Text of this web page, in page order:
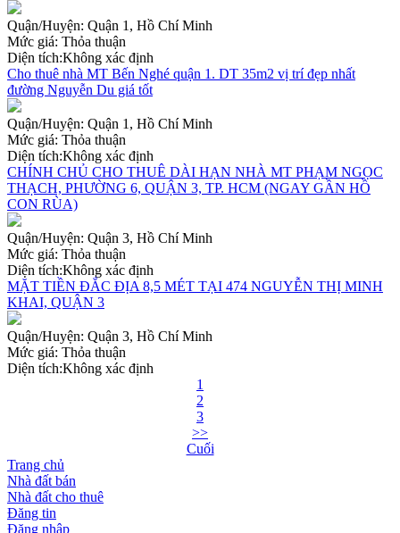
Quận/Huyện: Quận 1, Hồ Chí Minh
Mức giá: Thỏa thuận
Diện tích:Không xác định
Cho thuê nhà MT Bến Nghé quận 1. DT 35m2 vị trí đẹp nhất
đường Nguyễn Du giá tốt
Quận/Huyện: Quận 1, Hồ Chí Minh
Mức giá: Thỏa thuận
Diện tích:Không xác định
CHÍNH CHỦ CHO THUÊ DÀI HẠN NHÀ MT PHẠM NGỌC
THẠCH, PHƯỜNG 6, QUẬN 3, TP. HCM (NGAY GẦN HỒ
CON RÙA)
Quận/Huyện: Quận 3, Hồ Chí Minh
Mức giá: Thỏa thuận
Diện tích:Không xác định
MẶT TIỀN ĐẮC ĐỊA 8,5 MÉT TẠI 474 NGUYỄN THỊ MINH
KHAI, QUẬN 3
Quận/Huyện: Quận 3, Hồ Chí Minh
Mức giá: Thỏa thuận
Diện tích:Không xác định
1
2
3
>>
Cuối
Trang chủ
Nhà đất bán
Nhà đất cho thuê
Đăng tin
Đăng nhập